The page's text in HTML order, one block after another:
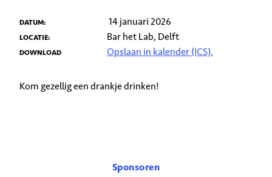
DATUM: 14 januari 2026
LOCATIE: Bar het Lab, Delft
DOWNLOAD Opslaan in kalender (ICS).
Kom gezellig een drankje drinken!
Sponsoren